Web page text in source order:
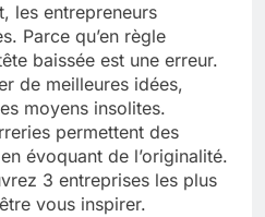
les entrepreneurs
Parce qu’en règle
baissée est une erreur.
de meilleures idées,
moyens insolites.
permettent des
évoquant de l’originalité.
3 entreprises les plus
vous inspirer.